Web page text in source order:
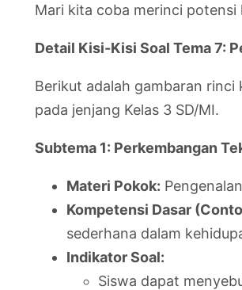
Mari kita coba merinci potensi
Detail Kisi-Kisi Soal Tema 7:
Berikut adalah gambaran
pada jenjang Kelas 3 SD/MI.
Subtema 1: Perkembangan
Materi Pokok:
Kompetensi Dasar
sederhana dalam
Indikator Soal:
Siswa dapat